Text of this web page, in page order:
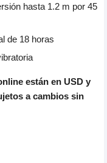
hasta 1.2 m por 45
de 18 horas
están en USD y
a cambios sin